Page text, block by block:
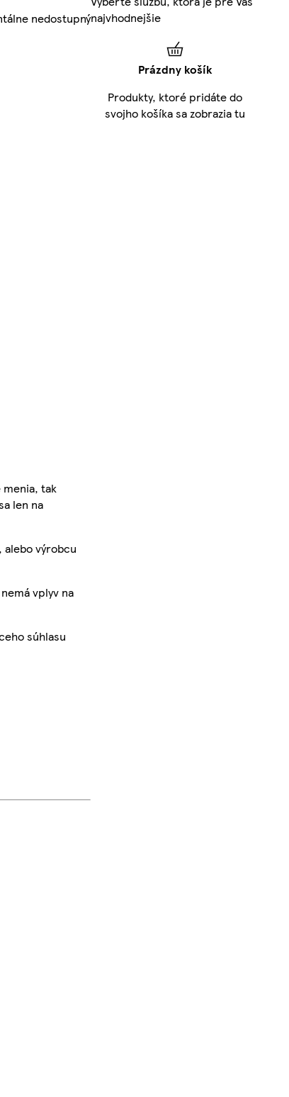
nedostupný
tak
len na
alebo výrobcu
vplyv na
súhlasu
najvhodnejšie
Prázdny košík
Produkty, ktoré pridáte do
svojho košíka sa zobrazia tu